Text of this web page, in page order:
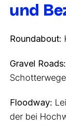
und
Roundabout:
Gravel Roads:
Schotterwege
Floodway:
der bei